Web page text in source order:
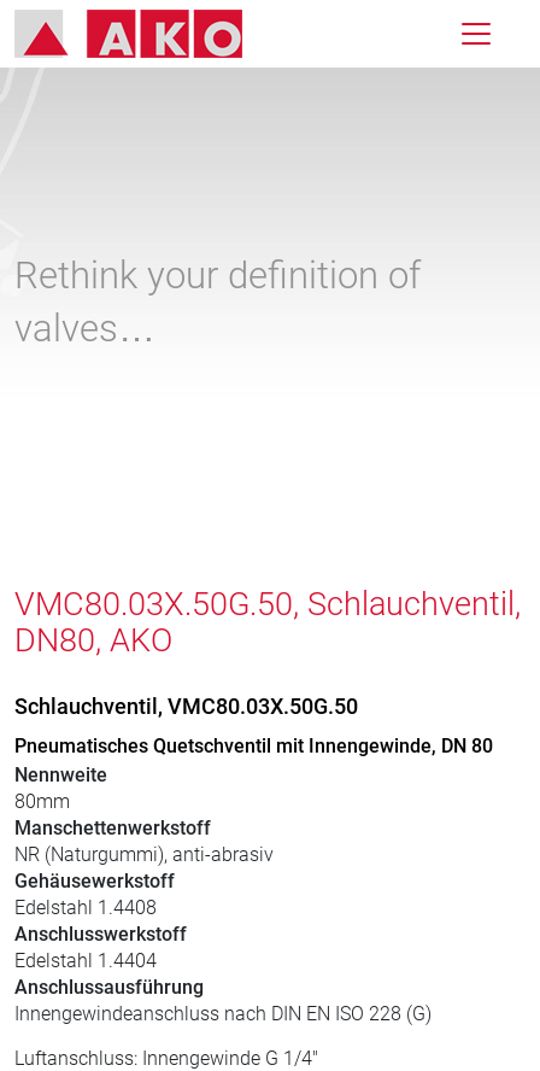
Rethink your definition of
valves…
VMC80.03X.50G.50, Schlauchventil,
DN80, AKO
Schlauchventil, VMC80.03X.50G.50
Pneumatisches Quetschventil mit Innengewinde, DN 80
Nennweite
80mm
Manschettenwerkstoff
NR (Naturgummi), anti-abrasiv
Gehäusewerkstoff
Edelstahl 1.4408
Anschlusswerkstoff
Edelstahl 1.4404
Anschlussausführung
Innengewindeanschluss nach DIN EN ISO 228 (G)
Luftanschluss: Innengewinde G 1/4"